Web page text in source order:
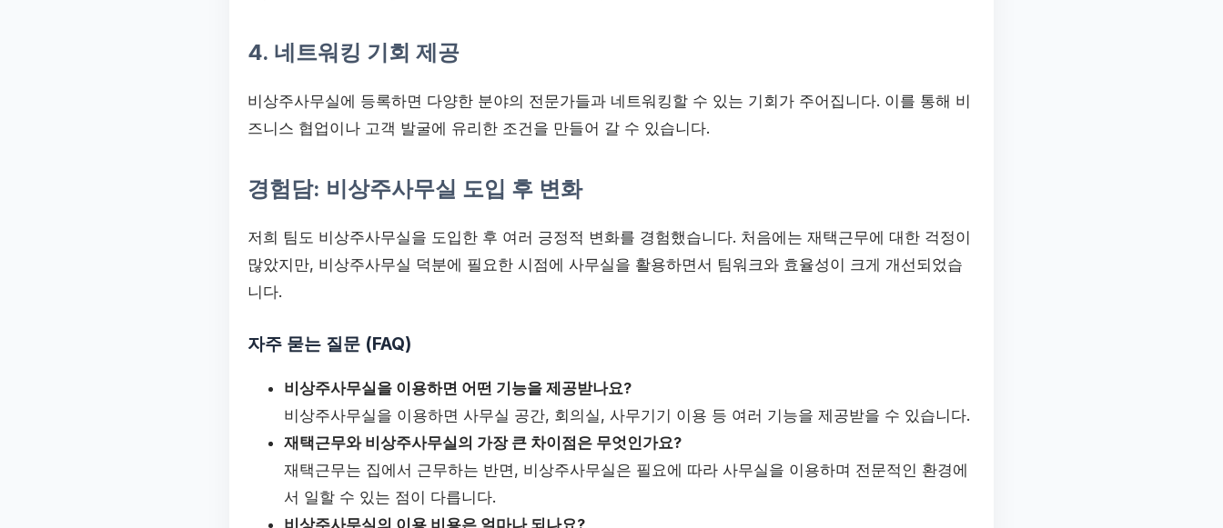
4. 네트워킹 기회 제공
비상주사무실에 등록하면 다양한 분야의 전문가들과 네트워킹할 수 있는 기회가 주어집니다. 이를 통해 비
즈니스 협업이나 고객 발굴에 유리한 조건을 만들어 갈 수 있습니다.
경험담: 비상주사무실 도입 후 변화
저희 팀도 비상주사무실을 도입한 후 여러 긍정적 변화를 경험했습니다. 처음에는 재택근무에 대한 걱정이
많았지만, 비상주사무실 덕분에 필요한 시점에 사무실을 활용하면서 팀워크와 효율성이 크게 개선되었습
니다.
자주 묻는 질문 (FAQ)
비상주사무실을 이용하면 어떤 기능을 제공받나요?
비상주사무실을 이용하면 사무실 공간, 회의실, 사무기기 이용 등 여러 기능을 제공받을 수 있습니다.
재택근무와 비상주사무실의 가장 큰 차이점은 무엇인가요?
재택근무는 집에서 근무하는 반면, 비상주사무실은 필요에 따라 사무실을 이용하며 전문적인 환경에
서 일할 수 있는 점이 다릅니다.
비상주사무실의 이용 비용은 얼마나 되나요?